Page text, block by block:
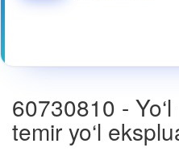
60730810 -
temir yo‘l